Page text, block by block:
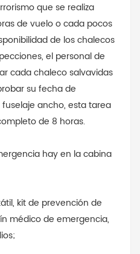
que se realiza
de vuelo o cada pocos
de los chalecos
el personal de
cada chaleco salvavidas
su fecha de
ancho, esta tarea
de 8 horas.
hay en la cabina
kit de prevención de
médico de emergencia,